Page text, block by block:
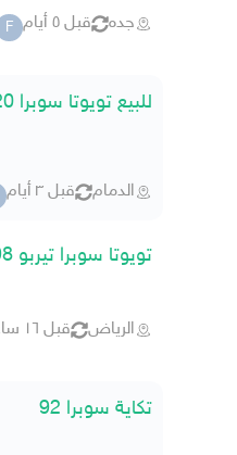
جده قبل ٥ أيام F
للبيع تويوتا سوبرا 2020 GR
الدمام قبل ٣ أيام
تويوتا سوبرا تيربو 1998
الرياض قبل ١٦ ساعة
تكاية سوبرا 92